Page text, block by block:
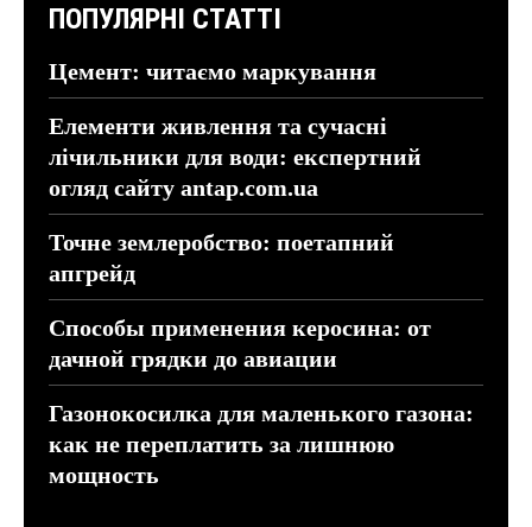
ПОПУЛЯРНІ СТАТТІ
Цемент: читаємо маркування
Елементи живлення та сучасні
лічильники для води: експертний
огляд сайту antap.com.ua
Точне землеробство: поетапний
апгрейд
Способы применения керосина: от
дачной грядки до авиации
Газонокосилка для маленького газона:
как не переплатить за лишнюю
мощность